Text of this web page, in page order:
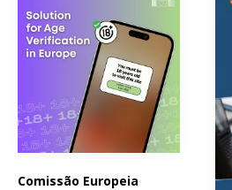
Comissão Europeia